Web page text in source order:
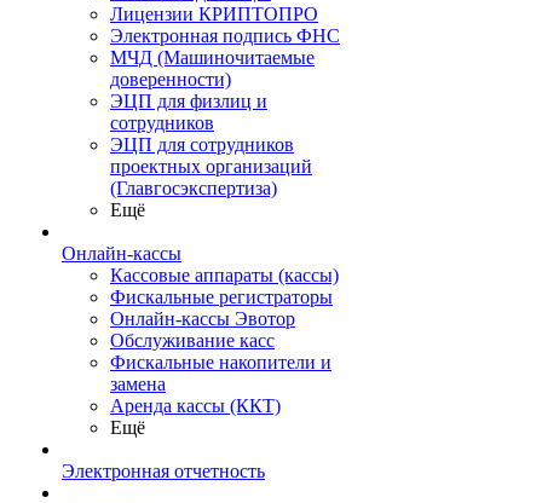
Лицензии КРИПТОПРО
Электронная подпись ФНС
МЧД (Машиночитаемые
доверенности)
ЭЦП для физлиц и
сотрудников
ЭЦП для сотрудников
проектных организаций
(Главгосэкспертиза)
Ещё
Онлайн-кассы
Кассовые аппараты (кассы)
Фискальные регистраторы
Онлайн-кассы Эвотор
Обслуживание касс
Фискальные накопители и
замена
Аренда кассы (ККТ)
Ещё
Электронная отчетность